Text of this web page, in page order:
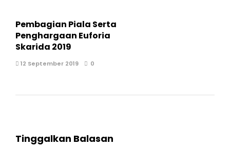
Pembagian Piala Serta
Penghargaan Euforia
Skarida 2019
12 September 2019 0
Tinggalkan Balasan